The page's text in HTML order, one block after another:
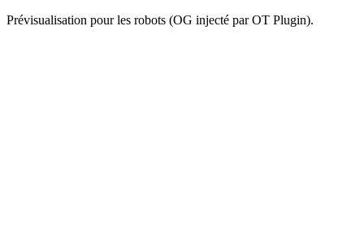
Prévisualisation pour les robots (OG injecté par OT Plugin).